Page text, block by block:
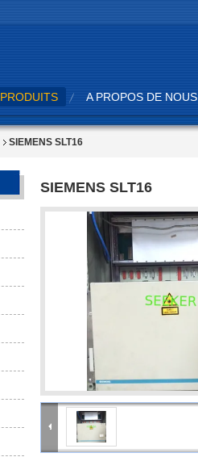
PRODUITS A PROPOS DE NOUS
SIEMENS SLT16
SIEMENS SLT16